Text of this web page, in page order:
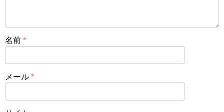
名前 *
メール *